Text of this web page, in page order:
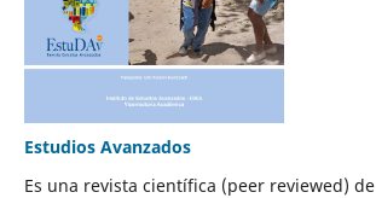
Estudios Avanzados
Es una revista científica (peer reviewed)